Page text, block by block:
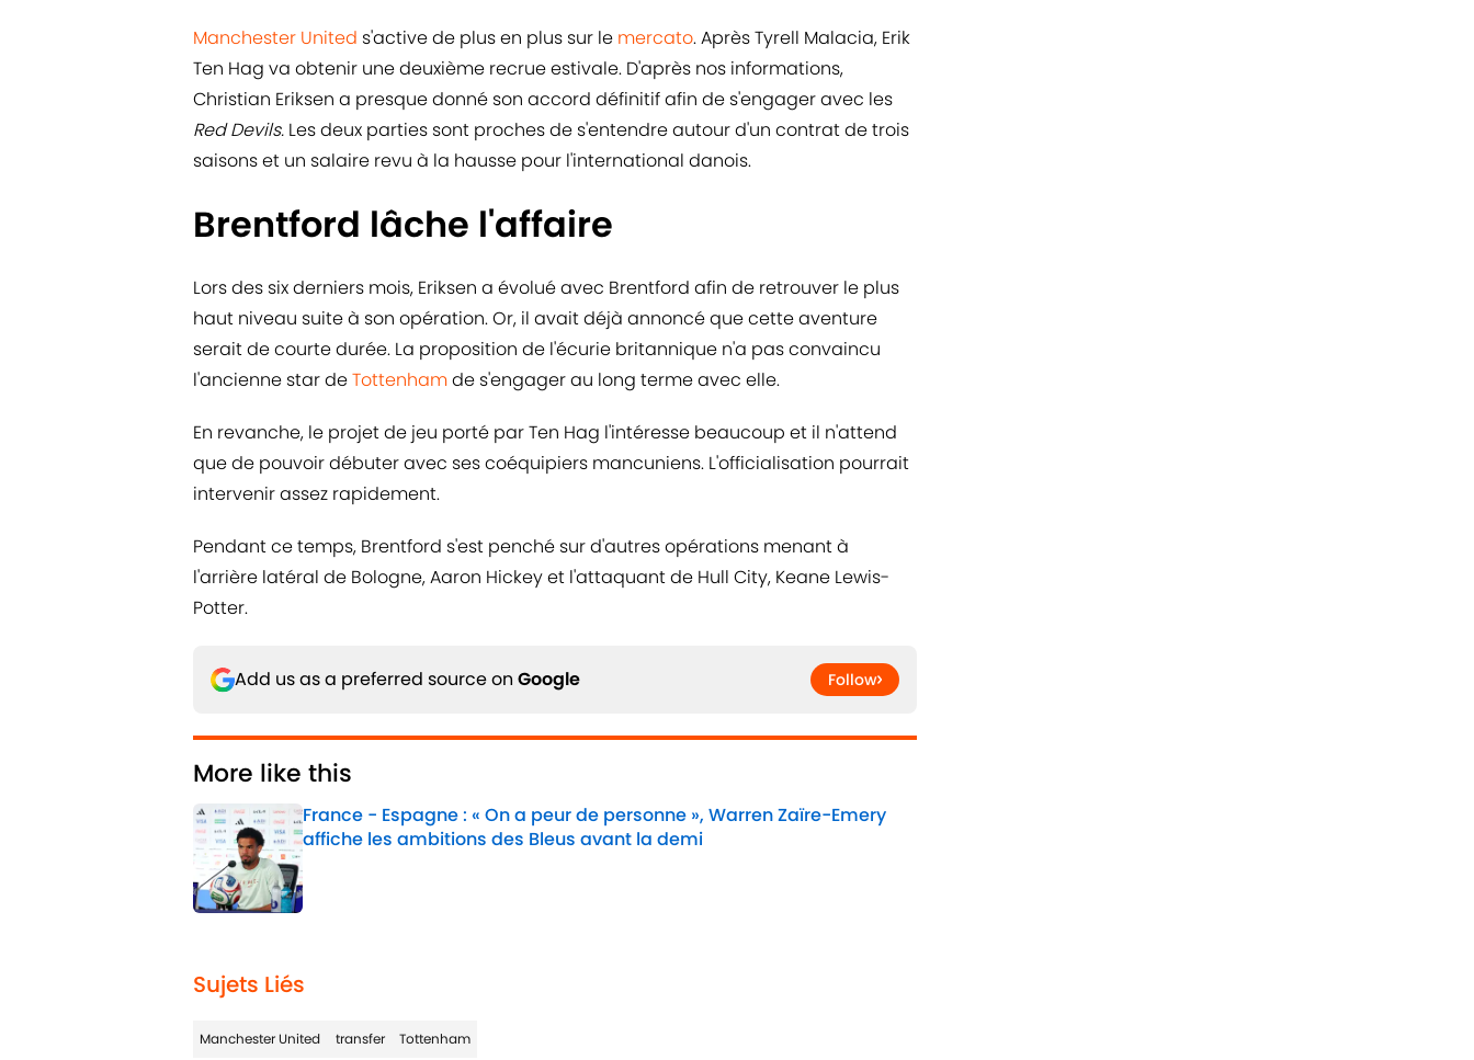
Manchester United s'active de plus en plus sur le mercato. Après Tyrell Malacia, Erik
Ten Hag va obtenir une deuxième recrue estivale. D'après nos informations,
Christian Eriksen a presque donné son accord définitif afin de s'engager avec les
Red Devils. Les deux parties sont proches de s'entendre autour d'un contrat de trois
saisons et un salaire revu à la hausse pour l'international danois.
Brentford lâche l'affaire
Lors des six derniers mois, Eriksen a évolué avec Brentford afin de retrouver le plus
haut niveau suite à son opération. Or, il avait déjà annoncé que cette aventure
serait de courte durée. La proposition de l'écurie britannique n'a pas convaincu
l'ancienne star deTottenhamde s'engager au long terme avec elle.
En revanche, le projet de jeu porté par Ten Hag l'intéresse beaucoup et il n'attend
que de pouvoir débuter avec ses coéquipiers mancuniens. L'officialisation pourrait
intervenir assez rapidement.
Pendant ce temps, Brentford s'est penché sur d'autres opérations menant à
l'arrière latéral de Bologne, Aaron Hickey et l'attaquant de Hull City, Keane Lewis-
Potter.
Add us as a preferred source on Google Follow
More like this
France - Espagne : « On a peur de personne », Warren Zaïre-Emery
affiche les ambitions des Bleus avant la demi
Sujets Liés
Manchester United transfer Tottenham